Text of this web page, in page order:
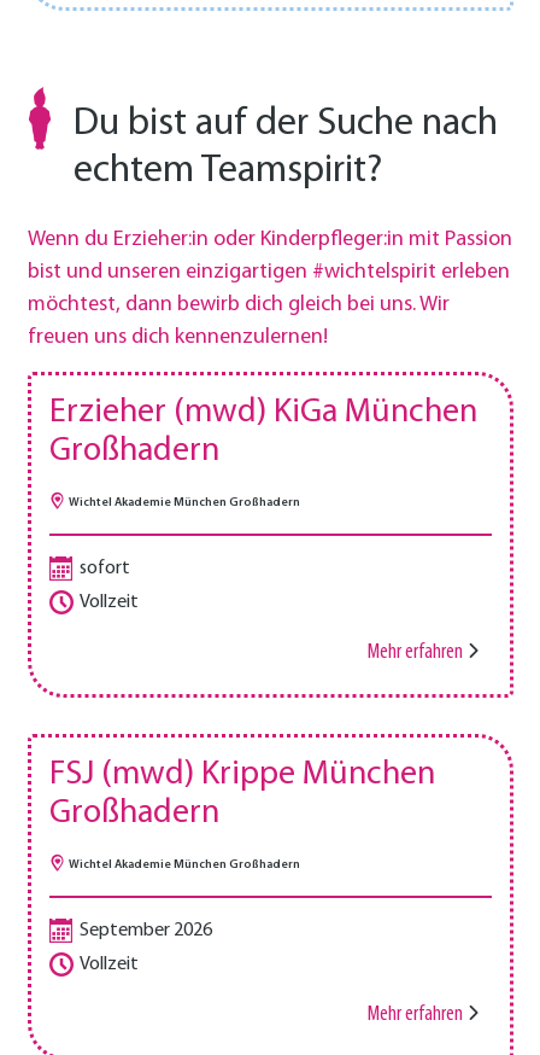
Du bist auf der Suche nach
echtem Teamspirit?
Wenn du Erzieher:in oder Kinderpfleger:in mit Passion
bist und unseren einzigartigen #wichtelspirit erleben
möchtest, dann bewirb dich gleich bei uns. Wir
freuen uns dich kennenzulernen!
Erzieher (mwd) KiGa München
Großhadern
Wichtel Akademie München Großhadern
sofort
Vollzeit
Mehr erfahren
FSJ (mwd) Krippe München
Großhadern
Wichtel Akademie München Großhadern
September 2026
Vollzeit
Mehr erfahren